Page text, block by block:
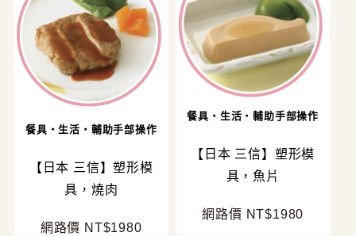
餐具・生活・輔助手部操作
【日本 三信】塑形模
具，燒肉
網路價 NT$1980
餐具・生活・輔助手部操作
【日本 三信】塑形模
具，魚片
網路價 NT$1980